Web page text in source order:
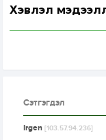
Хэвлэл
Сэтгэгдэл
Irgen[103.57.94.236]